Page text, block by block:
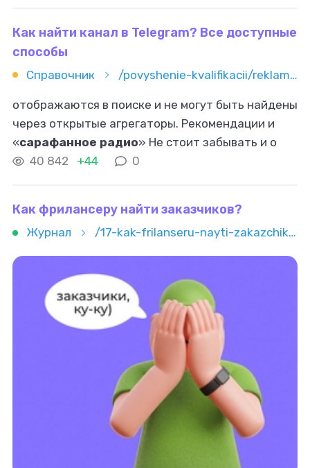
Как найти канал в Telegram? Все доступные
способы
Справочник /povyshenie-kvalifikacii/reklama-i-marketing/smm/kak-nayti-kanal-v-telegram-vse-dostupnye-sposoby
отображаются в поиске и не могут быть найдены
через открытые агрегаторы. Рекомендации и
«сарафанное радио» Не стоит забывать и о
классике – рекомендациях от друзей и коллег.
40 842 +44 0
Как фрилансеру найти заказчиков?
Журнал /17-kak-frilanseru-nayti-zakazchikov